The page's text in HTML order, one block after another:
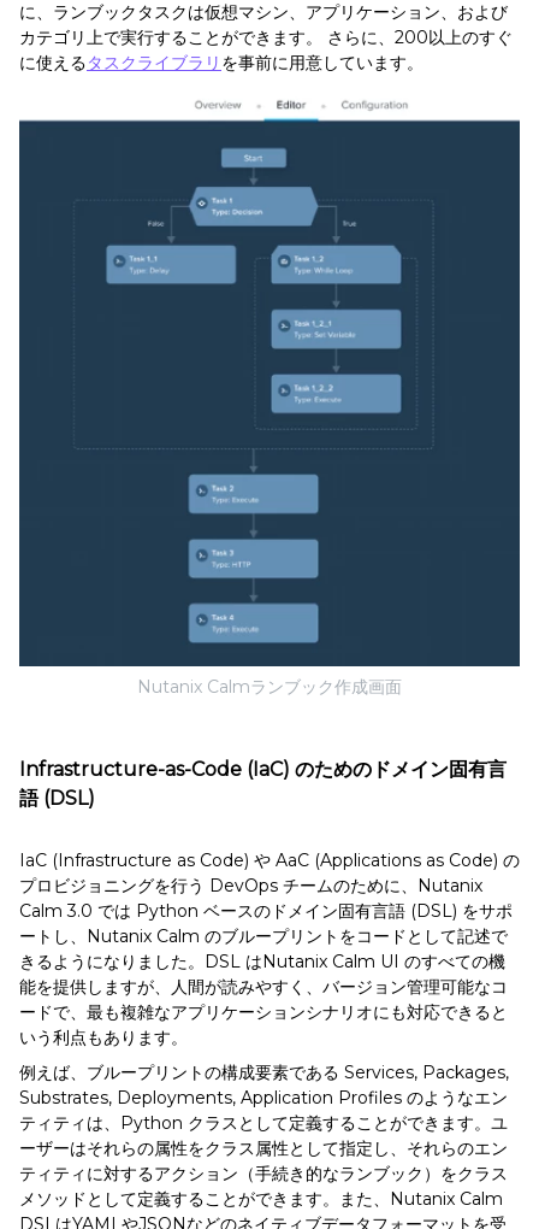
に、ランブックタスクは仮想マシン、アプリケーション、および
カテゴリ上で実行することができます。 さらに、200以上のすぐ
に使えるタスクライブラリ を事前に用意しています。
Nutanix Calmランブック作成画面
Infrastructure-as-Code (IaC) のためのドメイン固有言
語 (DSL)
IaC (Infrastructure as Code) や AaC (Applications as Code) の
プロビジョニングを行う DevOps チームのために、Nutanix
Calm 3.0 では Python ベースのドメイン固有言語 (DSL) をサポ
ートし、Nutanix Calm のブループリントをコードとして記述で
きるようになりました。DSL はNutanix Calm UI のすべての機
能を提供しますが、人間が読みやすく、バージョン管理可能なコ
ードで、最も複雑なアプリケーションシナリオにも対応できると
いう利点もあります。
例えば、ブループリントの構成要素である Services, Packages,
Substrates, Deployments, Application Profiles のようなエン
ティティは、Python クラスとして定義することができます。ユ
ーザーはそれらの属性をクラス属性として指定し、それらのエン
ティティに対するアクション（手続き的なランブック）をクラス
メソッドとして定義することができます。また、Nutanix Calm
DSLはYAMLやJSONなどのネイティブデータフォーマットを受